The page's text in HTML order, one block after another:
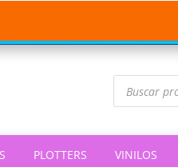
Búsqueda
productos
PLOTTERS VINILOS